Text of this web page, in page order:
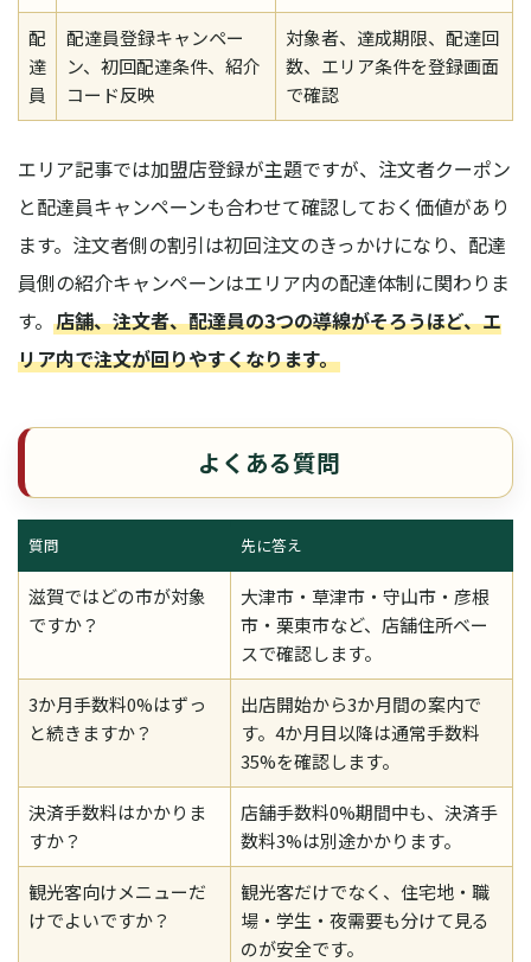
配
達
員
配達員登録キャンペー
ン、初回配達条件、紹介
コード反映
対象者、達成期限、配達回
数、エリア条件を登録画面
で確認
エリア記事では加盟店登録が主題ですが、注文者クーポン
と配達員キャンペーンも合わせて確認しておく価値があり
ます。注文者側の割引は初回注文のきっかけになり、配達
員側の紹介キャンペーンはエリア内の配達体制に関わりま
す。 店舗、注文者、配達員の3つの導線がそろうほど、エ
リア内で注文が回りやすくなります。
よくある質問
質問 先に答え
滋賀ではどの市が対象
ですか？
大津市・草津市・守山市・彦根
市・栗東市など、店舗住所ベー
スで確認します。
3か月手数料0%はずっ
と続きますか？
出店開始から3か月間の案内で
す。4か月目以降は通常手数料
35%を確認します。
決済手数料はかかりま
すか？
店舗手数料0%期間中も、決済手
数料3%は別途かかります。
観光客向けメニューだ
けでよいですか？
観光客だけでなく、住宅地・職
場・学生・夜需要も分けて見る
のが安全です。